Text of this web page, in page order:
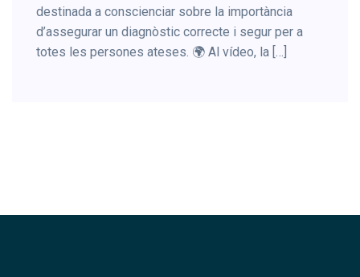
destinada a conscienciar sobre la importància
d’assegurar un diagnòstic correcte i segur per a
totes les persones ateses. 🌍 Al vídeo, la […]